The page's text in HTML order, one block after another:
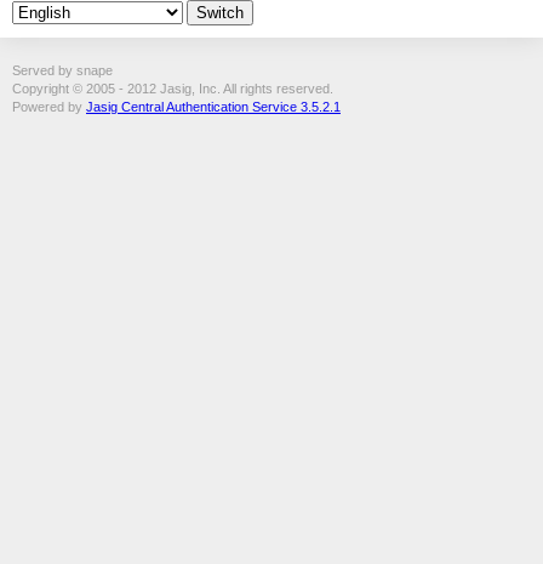
Served by snape
Copyright © 2005 - 2012 Jasig, Inc. All rights reserved.
Powered by Jasig Central Authentication Service 3.5.2.1